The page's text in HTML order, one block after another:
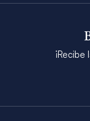
¡Recibe